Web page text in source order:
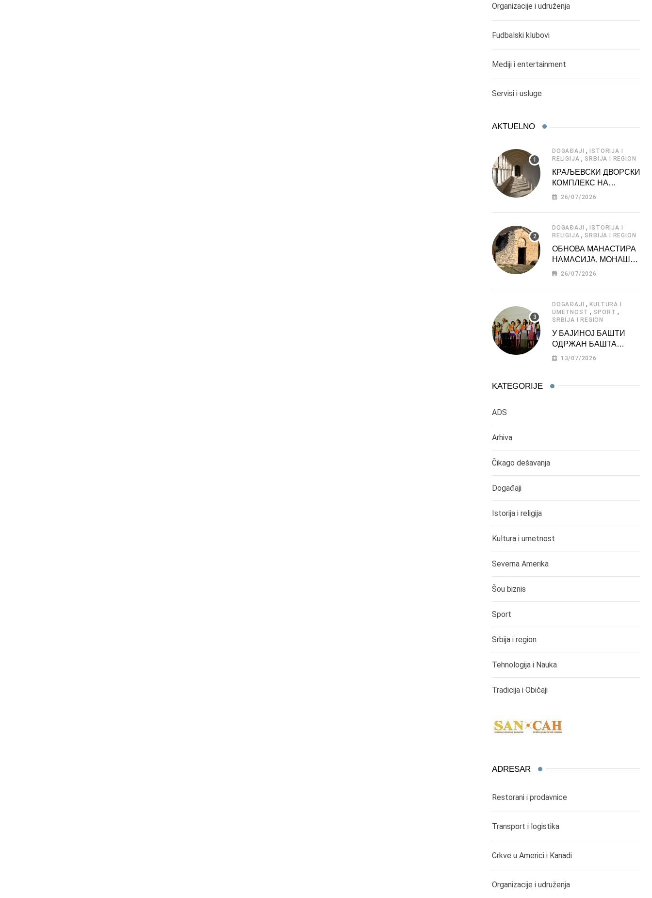
Organizacije i udruženja
Fudbalski klubovi
Mediji i entertainment
Servisi i usluge
AKTUELNO
DOGAĐAJI , ISTORIJA I
RELIGIJA , SRBIJA I REGION
КРАЉЕВСКИ ДВОРСКИ
КОМПЛЕКС НА
ДЕДИЊУ –
АТРАКЦИЈА
26/07/2026
DOGAĐAJI , ISTORIJA I
RELIGIJA , SRBIJA I REGION
ОБНОВА МАНАСТИРА
НАМАСИЈА, МОНАШКЕ
ЗАДУЖБИНЕ
26/07/2026
DOGAĐAJI ,KULTURA I
UMETNOST , SPORT ,
SRBIJA I REGION
У БАЈИНОЈ БАШТИ
ОДРЖАН БАШТА
ФЕСТ 2026
13/07/2026
KATEGORIJE
ADS
Arhiva
Čikago dešavanja
Događaji
Istorija i religija
Kultura i umetnost
Severna Amerika
Šou biznis
Sport
Srbija i region
Tehnologija i Nauka
Tradicija i Običaji
ADRESAR
Restorani i prodavnice
Transport i logistika
Crkve u Americi i Kanadi
Organizacije i udruženja